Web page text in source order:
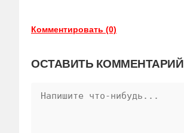
Комментировать (0)
ОСТАВИТЬ КОММЕНТАРИЙ